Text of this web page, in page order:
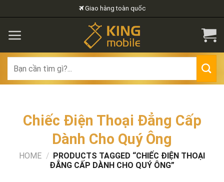
to
content
Giao hàng toàn quốc
for:
Chiếc Điện Thoại Đẳng Cấp
Dành Cho Quý Ông
HOME / PRODUCTS TAGGED “CHIẾC ĐIỆN THOẠI
ĐẲNG CẤP DÀNH CHO QUÝ ÔNG”